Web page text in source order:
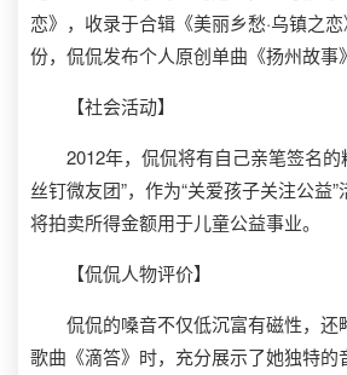
恋》，收录于合辑《美丽乡愁·乌镇之
份，侃侃发布个人原创单曲《扬州故事
【社会活动】
2012年，侃侃将有自己亲笔签名的
丝钉微友团”，作为“关爱孩子关注公益
将拍卖所得金额用于儿童公益事业。
【侃侃人物评价】
侃侃的嗓音不仅低沉富有磁性，还
歌曲《滴答》时，充分展示了她独特的